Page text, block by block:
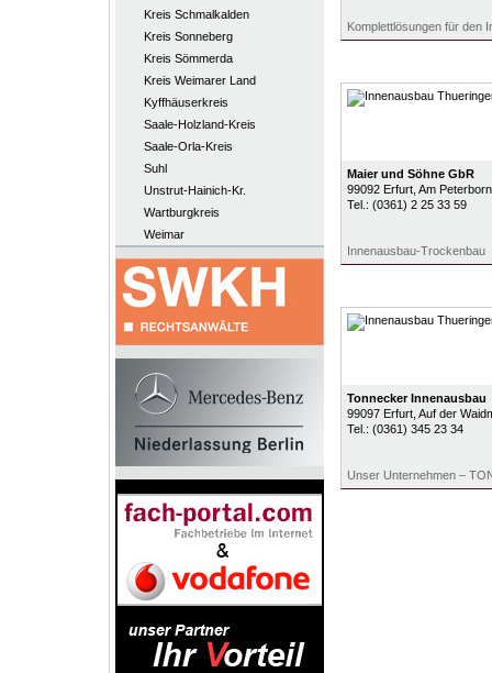
Kreis Schmalkalden
Kreis Sonneberg
Kreis Sömmerda
Kreis Weimarer Land
Kyffhäuserkreis
Saale-Holzland-Kreis
Saale-Orla-Kreis
Suhl
Unstrut-Hainich-Kr.
Wartburgkreis
Weimar
Komplettlösungen für den
Maier und Söhne GbR
99092 Erfurt, Am
Tel.: (0361) 2 25 33 59
Innenausbau-Trockenbau
Tonnecker Innenausbau
99097 Erfurt, Auf der
Tel.: (0361) 345 23 34
Unser Unternehmen –